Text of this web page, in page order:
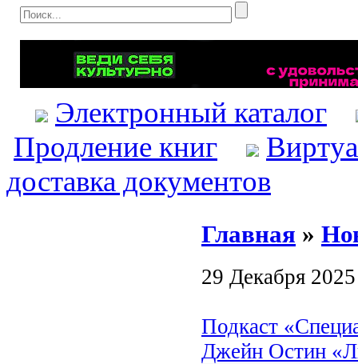
Электронный каталог
Продление книг
доставка документов
Главная »
29 Декабря 2025
Подкаст
Джейн Остин